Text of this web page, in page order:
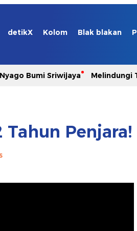
detikX Kolom Blak blakan
Nyago Bumi Sriwijaya Melindungi
Penjara!